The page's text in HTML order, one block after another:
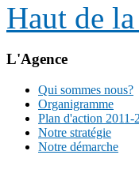
Haut de
L'Agence
Qui sommes nous?
Organigramme
Plan d'action 2011-
Notre stratégie
Notre démarche